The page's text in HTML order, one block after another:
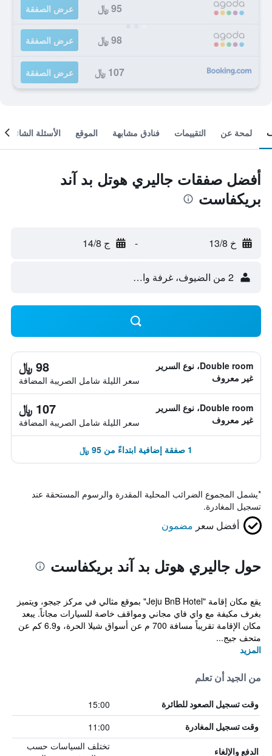
95 ﷼ عرض الصفقة
98 ﷼ عرض الصفقة
107 ﷼ عرض الصفقة
لمحة عن التقييمات فنادق مشابهة الموقع الأسئلة الشائعة
أفضل صفقات جاليري هوتل بد آند
بريكفاست
خ 13/8 - ج 14/8
2 من الضيوف، غرفة واحدة
Double room، نوع السرير
غير معروف
98 ﷼
سعر الليلة شامل الصريبة المضافة
Double room، نوع السرير
غير معروف
107 ﷼
سعر الليلة شامل الصريبة المضافة
1 صفقة إضافية ابتداءً من 95 ﷼
*يشمل المجموع الضرائب المحلية المقدرة والرسوم المستحقة عند
تسجيل المغادرة.
أفضل سعر مضمون
حول جاليري هوتل بد آند بريكفاست
يقع مكان إقامة "Jeju BnB Hotel" بموقع مثالي في مركز جيجو، ويتميز
بغرف مكيفة مع واي فاي مجاني ومواقف خاصة للسيارات مجاناً. يبعد
مكان الإقامة تقريباً مسافة 700 م عن أسواق شيلا الحرة، و6.9 كم عن
متحف جيج...
المزيد
من الجيد أن تعلم
وقت تسجيل الصعود للطائرة 15:00
وقت تسجيل المغادرة 11:00
الدفع والإلغاء
تختلف السياسات حسب